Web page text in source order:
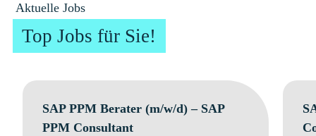
Aktuelle Jobs
Top Jobs für Sie!
SAP PPM Berater (m/w/d) – SAP
PPM Consultant